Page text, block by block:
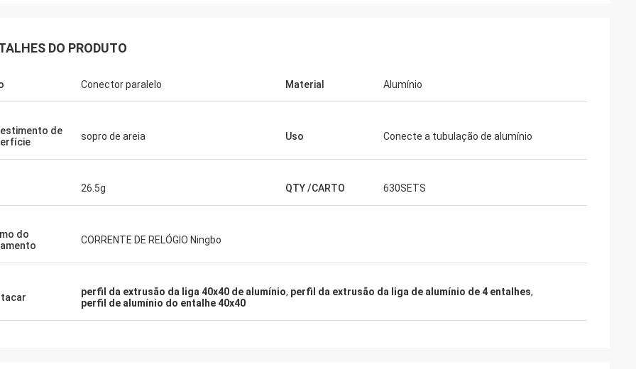
compramos sempre o carro do
DO PRODUTO
Conector paralelo Material Alumínio
de
sopro de areia Uso Conecte a tubulação de alumínio
26.5g QTY /CARTO 630SETS
do
CORRENTE DE RELÓGIO Ningbo
perfil da extrusão da liga 40x40 de alumínio, perfil da extrusão da liga de alumínio de 4 entalhes,
perfil de alumínio do entalhe 40x40